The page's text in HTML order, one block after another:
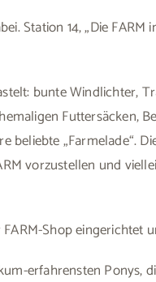
Station 14, „Die FARM
bunte Windlichter,
Futtersäcken,
beliebte „Farmelade“.
vorzustellen und
Shop eingerichtet
erfahrensten Ponys,